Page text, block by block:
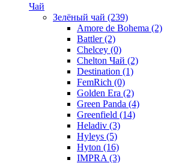
Чай
Зелёный чай (239)
Amore de Bohema (2)
Battler(2)
Chelcey (0)
Chelton Чай (2)
Destination (1)
FemRich (0)
Golden Era (2)
Green Panda (4)
Greenfield (14)
Heladiv (3)
Hyleys (5)
Hyton (16)
IMPRA (3)